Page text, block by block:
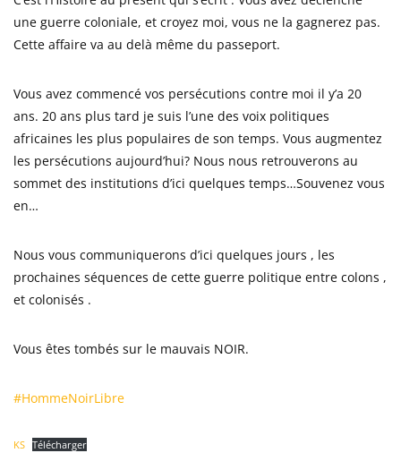
une guerre coloniale, et croyez moi, vous ne la gagnerez pas.
Cette affaire va au delà même du passeport.
Vous avez commencé vos persécutions contre moi il y’a 20
ans. 20 ans plus tard je suis l’une des voix politiques
africaines les plus populaires de son temps. Vous augmentez
les persécutions aujourd’hui? Nous nous retrouverons au
sommet des institutions d’ici quelques temps…Souvenez vous
en…
Nous vous communiquerons d’ici quelques jours , les
prochaines séquences de cette guerre politique entre colons ,
et colonisés .
Vous êtes tombés sur le mauvais NOIR.
#HommeNoirLibre
KS Télécharger